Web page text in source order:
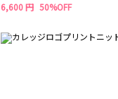
6,600 円 50%OFF